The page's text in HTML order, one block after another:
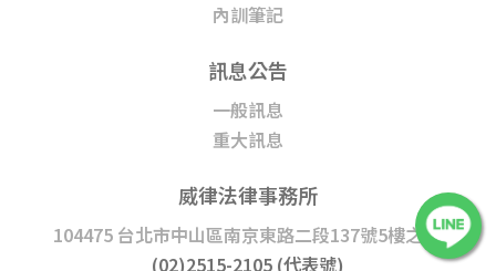
內訓筆記
訊息公告
一般訊息
重大訊息
威律法律事務所
104475 台北市中山區南京東路二段137號5樓之1|
(02)2515-2105 (代表號)